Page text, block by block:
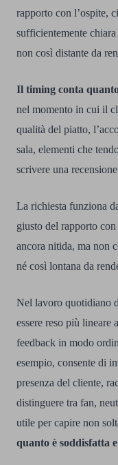
rapporto con l’ospite,
sufficientemente
non così distante da
Il timing conta
nel momento in cui il
qualità del piatto,
sala, elementi che
scrivere una
La richiesta funziona
giusto del rapporto con
ancora nitida, ma non
né così lontana da
Nel lavoro quotidiano
essere reso più lineare
feedback in modo
esempio, consente di
presenza del cliente,
distinguere tra fan,
utile per capire non
quanto è soddisfatta